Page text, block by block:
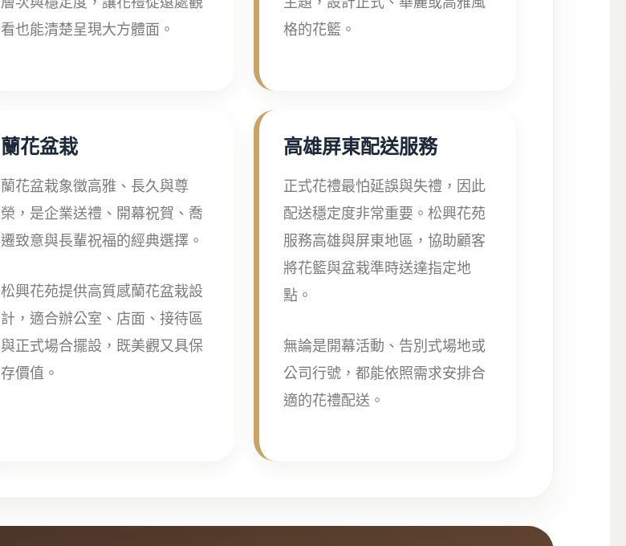
看也能清楚呈現大方體面。
格的花籃。
蘭花盆栽
蘭花盆栽象徵高雅、長久與尊
榮，是企業送禮、開幕祝賀、喬
遷致意與長輩祝福的經典選擇。
松興花苑提供高質感蘭花盆栽設
計，適合辦公室、店面、接待區
與正式場合擺設，既美觀又具保
存價值。
高雄屏東配送服務
正式花禮最怕延誤與失禮，因此
配送穩定度非常重要。松興花苑
服務高雄與屏東地區，協助顧客
將花籃與盆栽準時送達指定地
點。
無論是開幕活動、告別式場地或
公司行號，都能依照需求安排合
適的花禮配送。